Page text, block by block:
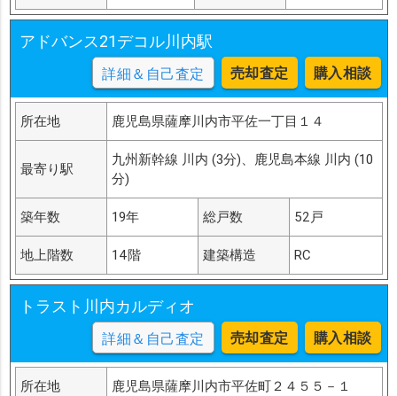
アドバンス21デコル川内駅
詳細＆自己査定 売却査定 購入相談
所在地 鹿児島県薩摩川内市平佐一丁目１４
最寄り駅
九州新幹線 川内 (3分)、鹿児島本線 川内 (10
分)
築年数 19年 総戸数 52戸
地上階数 14階 建築構造 RC
トラスト川内カルディオ
詳細＆自己査定 売却査定 購入相談
所在地 鹿児島県薩摩川内市平佐町２４５５－１